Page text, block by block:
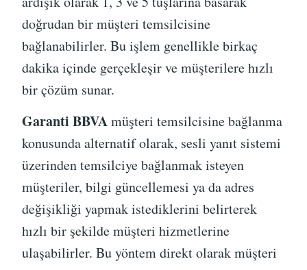
doğrudan bir müşteri temsilcisine
bağlanabilirler. Bu işlem genellikle birkaç
dakika içinde gerçekleşir ve müşterilere hızlı
bir çözüm sunar.
Garanti BBVAmüşteri temsilcisine bağlanma
konusunda alternatif olarak, sesli yanıt sistemi
üzerinden temsilciye bağlanmak isteyen
müşteriler, bilgi güncellemesi ya da adres
değişikliği yapmak istediklerini belirterek
hızlı bir şekilde müşteri hizmetlerine
ulaşabilirler. Bu yöntem direkt olarak müşteri